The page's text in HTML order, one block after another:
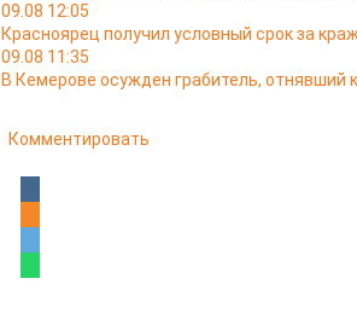
09.08 12:05
Красноярец получил условный срок за
09.08 11:35
В Кемерове осужден грабитель, отнявший
Комментировать